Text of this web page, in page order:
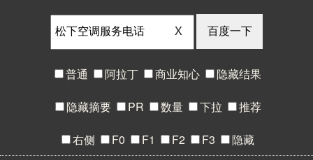
X
普通 阿拉丁 商业知心 隐藏结果
隐藏摘要 PR 数量 下拉 推荐
右侧 F0 F1 F2 F3 隐藏